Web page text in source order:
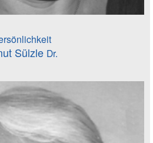
Sülzle Dr.